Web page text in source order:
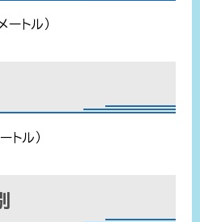
トル）
ル）